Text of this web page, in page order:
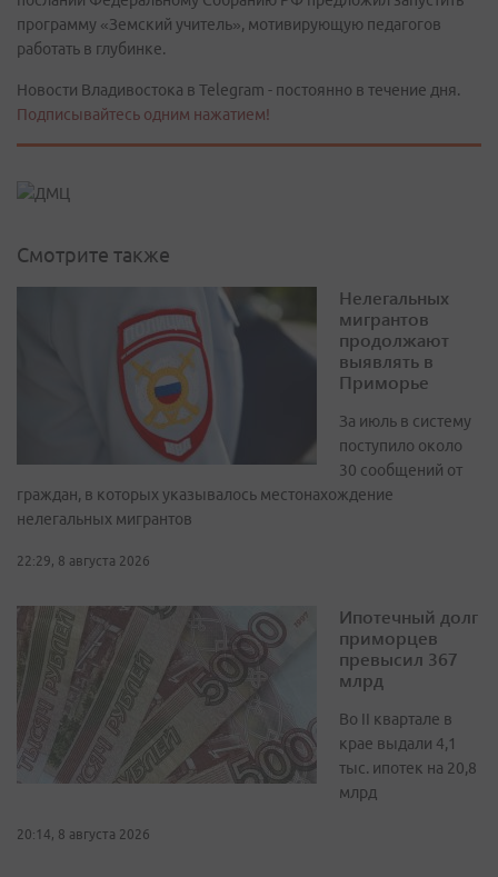
программу «Земский учитель», мотивирующую педагогов
работать в глубинке.
Новости Владивостока в Telegram - постоянно в течение дня.
Подписывайтесь одним нажатием!
Смотрите также
Нелегальных
мигрантов
продолжают
выявлять в
Приморье
За июль в систему
поступило около
30 сообщений от
граждан, в которых указывалось местонахождение
нелегальных мигрантов
22:29, 8 августа 2026
Ипотечный долг
приморцев
превысил 367
млрд
Во II квартале в
крае выдали 4,1
тыс. ипотек на 20,8
млрд
20:14, 8 августа 2026